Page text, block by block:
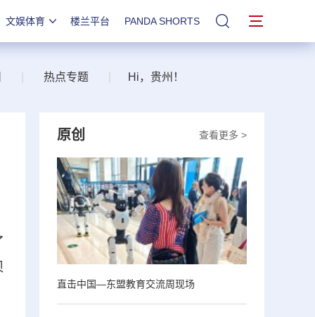
文娱体育 楼兰平台 PANDA SHORTS 站内搜索
热点专题 Hi，贵州！
查看更多 >
原创
直击中国—东盟教育交流周现场